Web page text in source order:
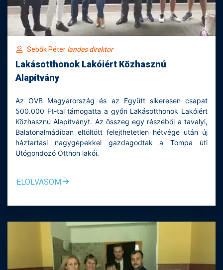
Sebők Péter landes direktor
Lakásotthonok Lakóiért Közhasznú
Alapítvány
Az OVB Magyarország és az Együtt sikeresen csapat
500.000 Ft-tal támogatta a győri Lakásotthonok Lakóiért
Közhasznú Alapítványt. Az összeg egy részéből a tavalyi,
Balatonalmádiban eltöltött felejthetetlen hétvége után új
háztartási nagygépekkel gazdagodtak a Tompa úti
Utógondozó Otthon lakói.
ELOLVASOM